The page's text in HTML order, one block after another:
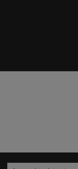
Nombre:*